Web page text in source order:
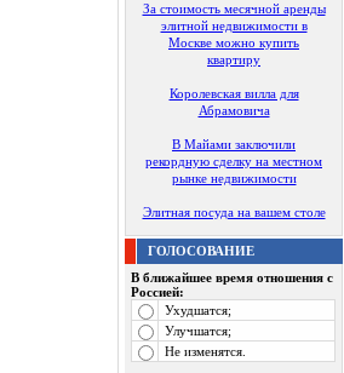
За стоимость месячной аренды
элитной недвижимости в
Москве можно купить
квартиру
Королевская вилла для
Абрамовича
В Майами заключили
рекордную сделку на местном
рынке недвижимости
Элитная посуда на вашем столе
ГОЛОСОВАНИЕ
В ближайшее время отношения с
Россией:
Ухудшатся;
Улучшатся;
Не изменятся.